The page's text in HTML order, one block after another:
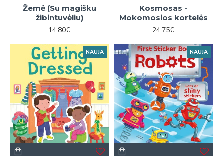
Žemė (Su magišku
žibintuvėliu)
14.80€
Kosmosas -
Mokomosios kortelės
24.75€
NAUJA NAUJA